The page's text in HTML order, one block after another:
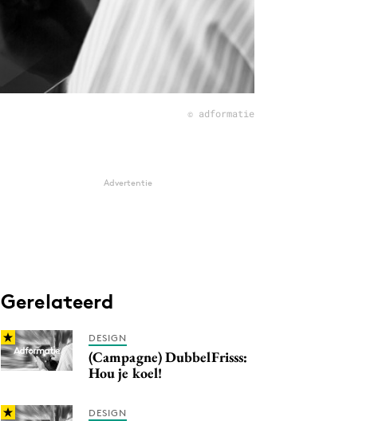
© adformatie
Advertentie
Gerelateerd
DESIGN
(Campagne) DubbelFrisss:
Hou je koel!
DESIGN